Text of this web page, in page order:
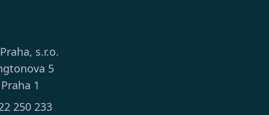
s.r.o.
5
1
250 233